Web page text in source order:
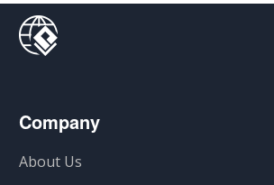
Company
About Us